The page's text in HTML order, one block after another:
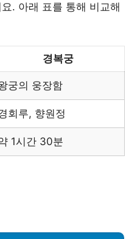
. 아래 표를 통해 비교해
경복궁
궁의 웅장함
회루, 향원정
1시간 30분